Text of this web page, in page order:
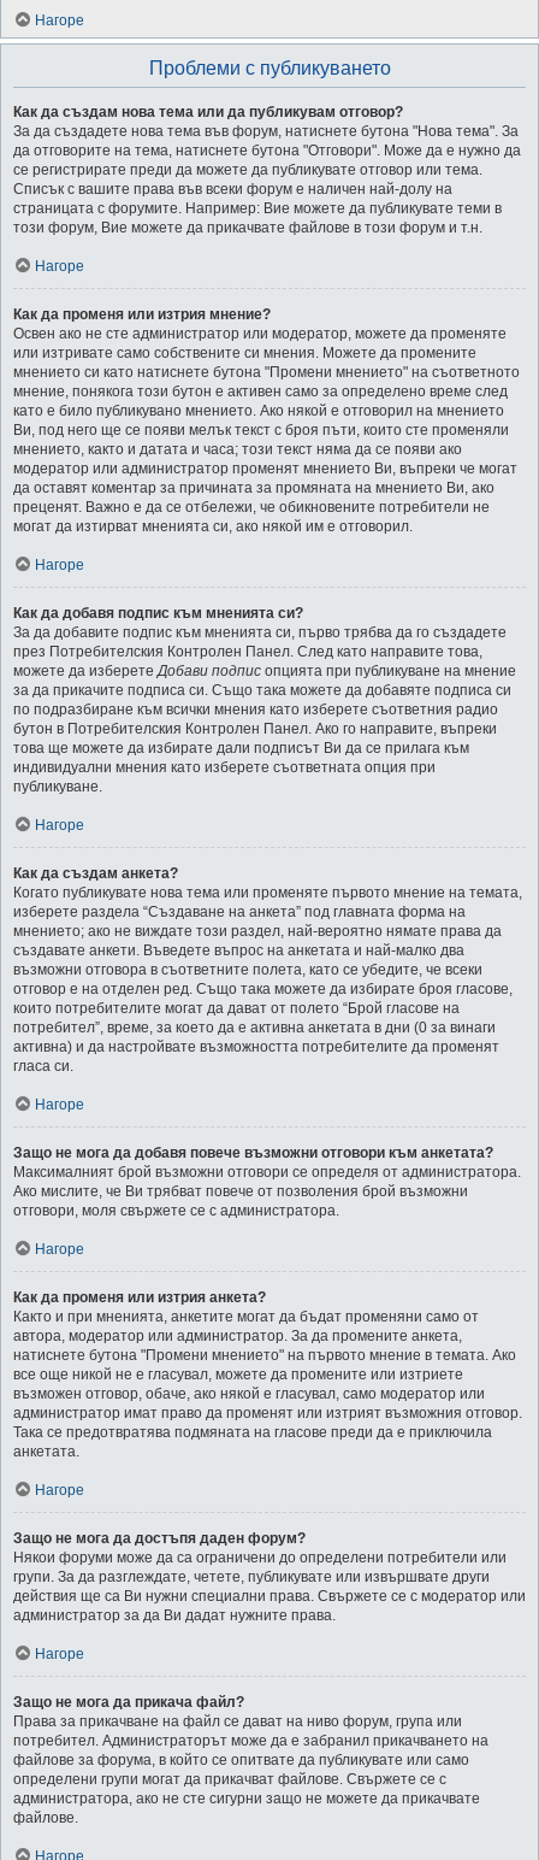
Нагоре
Проблеми с публикуването
Как да създам нова тема или да публикувам отговор?
За да създадете нова тема във форум, натиснете бутона "Нова тема". За
да отговорите на тема, натиснете бутона "Отговори". Може да е нужно да
се регистрирате преди да можете да публикувате отговор или тема.
Списък с вашите права във всеки форум е наличен най-долу на
страницата с форумите. Например: Вие можете да публикувате теми в
този форум, Вие можете да прикачвате файлове в този форум и т.н.
Нагоре
Как да променя или изтрия мнение?
Освен ако не сте администратор или модератор, можете да променяте
или изтривате само собствените си мнения. Можете да промените
мнението си като натиснете бутона "Промени мнението" на съответното
мнение, понякога този бутон е активен само за определено време след
като е било публикувано мнението. Ако някой е отговорил на мнението
Ви, под него ще се появи мелък текст с броя пъти, които сте променяли
мнението, както и датата и часа; този текст няма да се появи ако
модератор или администратор променят мнението Ви, въпреки че могат
да оставят коментар за причината за промяната на мнението Ви, ако
преценят. Важно е да се отбележи, че обикновените потребители не
могат да изтирват мненията си, ако някой им е отговорил.
Нагоре
Как да добавя подпис към мненията си?
За да добавите подпис към мненията си, първо трябва да го създадете
през Потребителския Контролен Панел. След като направите това,
можете да изберетеДобави подпис опцията при публикуване на мнение
за да прикачите подписа си. Също така можете да добавяте подписа си
по подразбиране към всички мнения като изберете съответния радио
бутон в Потребителския Контролен Панел. Ако го направите, въпреки
това ще можете да избирате дали подписът Ви да се прилага към
индивидуални мнения като изберете съответната опция при
публикуване.
Нагоре
Как да създам анкета?
Когато публикувате нова тема или променяте първото мнение на темата,
изберете раздела “Създаване на анкета” под главната форма на
мнението; ако не виждате този раздел, най-вероятно нямате права да
създавате анкети. Въведете въпрос на анкетата и най-малко два
възможни отговора в съответните полета, като се убедите, че всеки
отговор е на отделен ред. Също така можете да избирате броя гласове,
които потребителите могат да дават от полето “Брой гласове на
потребител”, време, за което да е активна анкетата в дни (0 за винаги
активна) и да настройвате възможността потребителите да променят
гласа си.
Нагоре
Защо не мога да добавя повече възможни отговори към анкетата?
Максималният брой възможни отговори се определя от администратора.
Ако мислите, че Ви трябват повече от позволения брой възможни
отговори, моля свържете се с администратора.
Нагоре
Как да променя или изтрия анкета?
Както и при мненията, анкетите могат да бъдат променяни само от
автора, модератор или администратор. За да промените анкета,
натиснете бутона "Промени мнението" на първото мнение в темата. Ако
все още никой не е гласувал, можете да промените или изтриете
възможен отговор, обаче, ако някой е гласувал, само модератор или
администратор имат право да променят или изтрият възможния отговор.
Така се предотвратява подмяната на гласове преди да е приключила
анкетата.
Нагоре
Защо не мога да достъпя даден форум?
Някои форуми може да са ограничени до определени потребители или
групи. За да разглеждате, четете, публикувате или извършвате други
действия ще са Ви нужни специални права. Свържете се с модератор или
администратор за да Ви дадат нужните права.
Нагоре
Защо не мога да прикача файл?
Права за прикачване на файл се дават на ниво форум, група или
потребител. Администраторът може да е забранил прикачването на
файлове за форума, в който се опитвате да публикувате или само
определени групи могат да прикачват файлове. Свържете се с
администратора, ако не сте сигурни защо не можете да прикачвате
файлове.
Нагоре